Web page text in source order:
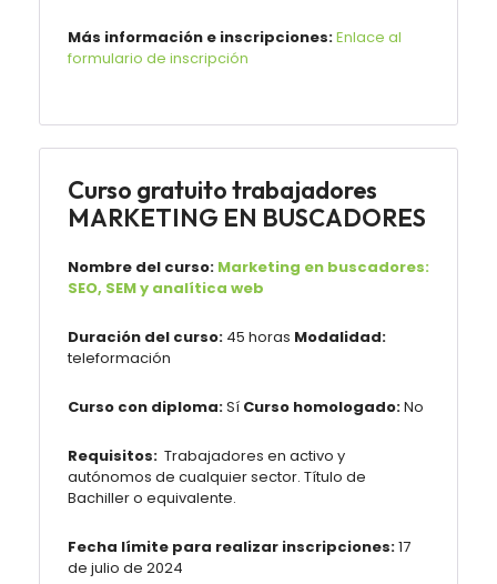
Más información e inscripciones:Enlace al
formulario de inscripción
Curso gratuito trabajadores
MARKETING EN BUSCADORES
Nombre del curso: Marketing en buscadores:
SEO, SEM y analítica web
Duración del curso: 45 horas Modalidad:
teleformación
Curso con diploma:Sí Curso homologado:No
Requisitos: Trabajadores en activo y
autónomos de cualquier sector. Título de
Bachiller o equivalente.
Fecha límite para realizar inscripciones:17
de julio de 2024